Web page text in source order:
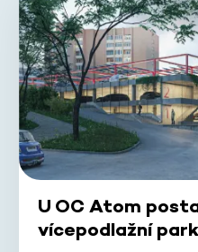
U OC Atom
vícepodlažní